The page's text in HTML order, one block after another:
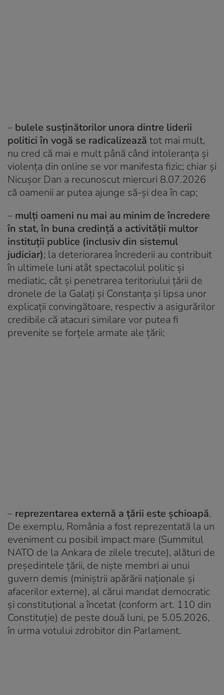
– bulele susținătorilor unora dintre liderii
politici în vogă se radicalizează tot mai mult,
nu cred că mai e mult până când intoleranța și
violența din online se vor manifesta fizic; chiar și
Nicușor Dan a recunoscut miercuri 8.07.2026
că oamenii ar putea ajunge să-și dea în cap;
– mulți oameni nu mai au minim de încredere
în stat, în buna credință a activității multor
instituții publice (inclusiv din sistemul
judiciar); la deteriorarea încrederii au contribuit
în ultimele luni atât spectacolul politic și
mediatic, cât și penetrarea teritoriului țării de
dronele de la Galați și Constanța și lipsa unor
explicații convingătoare, respectiv a asigurărilor
credibile că atacuri similare vor putea fi
prevenite se forțele armate ale țării;
– reprezentarea externă a țării este șchioapă.
De exemplu, România a fost reprezentată la un
eveniment cu posibil impact mare (Summitul
NATO de la Ankara de zilele trecute), alături de
președintele țării, de niște membri ai unui
guvern demis (miniștrii apărării naționale și
afacerilor externe), al cărui mandat democratic
și constituțional a încetat (conform art. 110 din
Constituție) de peste două luni, pe 5.05.2026,
în urma votului zdrobitor din Parlament.